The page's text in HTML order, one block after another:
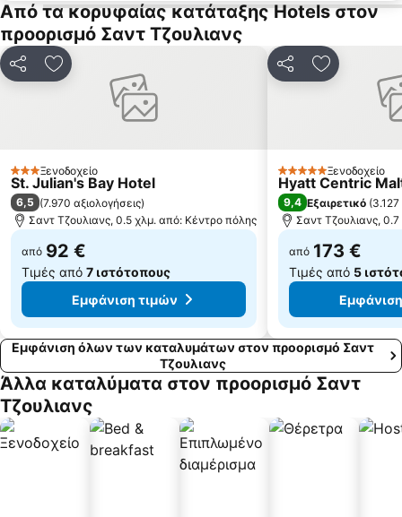
Από τα κορυφαίας κατάταξης Hotels στον
προορισμό Σαντ Τζουλιανς
ΚοινοποίησηΠροσθήκη στα αγαπημένα
3 ΑστέριαΞενοδοχείο
St. Julian's Bay Hotel
6,5 (7.970 αξιολογήσεις)
Σαντ Τζουλιανς, 0.5 χλμ. από: Κέντρο πόλης
από 92 €
Τιμές από 7 ιστότοπους
Εμφάνιση τιμών
ΚοινοποίησηΠροσθήκη
5 ΑστέριαΞενοδοχείο
Hyatt Centric
9,4 Εξαιρετικό (3.127
Σαντ Τζουλιανς,
από 173 €
Τιμές από 5
Εμφάνιση όλων των καταλυμάτων στον προορισμό Σαντ
Τζουλιανς
Άλλα καταλύματα στον προορισμό Σαντ
Τζουλιανς